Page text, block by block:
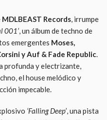
MDLBEAST Records, irrumpe
001’, un álbum de techno de
emergentes Moses,
y Auf & Fade Republic.
profunda y electrizante,
el house melódico y
impecable.
‘Falling Deep’, una pista